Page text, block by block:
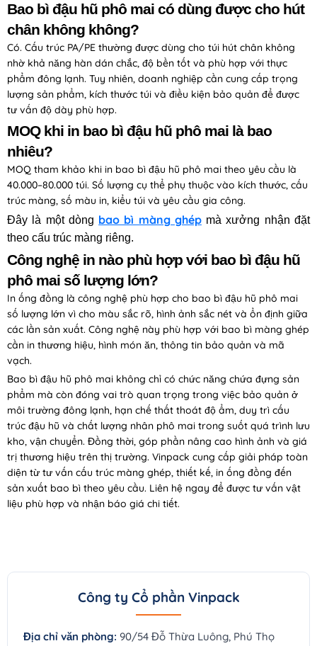
Bao bì đậu hũ phô mai có dùng được cho hút
chân không không?
Có. Cấu trúc PA/PE thường được dùng cho túi hút chân không
nhờ khả năng hàn dán chắc, độ bền tốt và phù hợp với thực
phẩm đông lạnh. Tuy nhiên, doanh nghiệp cần cung cấp trọng
lượng sản phẩm, kích thước túi và điều kiện bảo quản để được
tư vấn độ dày phù hợp.
MOQ khi in bao bì đậu hũ phô mai là bao
nhiêu?
MOQ tham khảo khi in bao bì đậu hũ phô mai theo yêu cầu là
40.000–80.000 túi. Số lượng cụ thể phụ thuộc vào kích thước, cấu
trúc màng, số màu in, kiểu túi và yêu cầu gia công.
Đây là một dòng bao bì màng ghépmà xưởng nhận đặt
theo cấu trúc màng riêng.
Công nghệ in nào phù hợp với bao bì đậu hũ
phô mai số lượng lớn?
In ống đồng là công nghệ phù hợp cho bao bì đậu hũ phô mai
số lượng lớn vì cho màu sắc rõ, hình ảnh sắc nét và ổn định giữa
các lần sản xuất. Công nghệ này phù hợp với bao bì màng ghép
cần in thương hiệu, hình món ăn, thông tin bảo quản và mã
vạch.
Bao bì đậu hũ phô mai không chỉ có chức năng chứa đựng sản
phẩm mà còn đóng vai trò quan trọng trong việc bảo quản ở
môi trường đông lạnh, hạn chế thất thoát độ ẩm, duy trì cấu
trúc đậu hũ và chất lượng nhân phô mai trong suốt quá trình lưu
kho, vận chuyển. Đồng thời, góp phần nâng cao hình ảnh và giá
trị thương hiệu trên thị trường. Vinpack cung cấp giải pháp toàn
diện từ tư vấn cấu trúc màng ghép, thiết kế, in ống đồng đến
sản xuất bao bì theo yêu cầu. Liên hệ ngay để được tư vấn vật
liệu phù hợp và nhận báo giá chi tiết.
Công ty Cổ phần Vinpack
Địa chỉ văn phòng: 90/54 Đỗ Thừa Luông, Phú Thọ